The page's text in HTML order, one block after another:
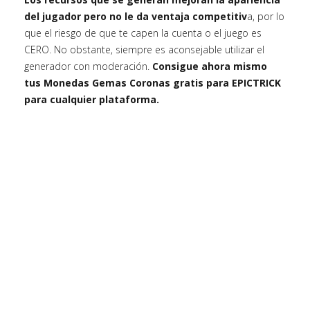
del jugador pero no le da ventaja competitiva, por lo
que el riesgo de que te capen la cuenta o el juego es
CERO. No obstante, siempre es aconsejable utilizar el
generador con moderación. Consigue ahora mismo
tus Monedas Gemas Coronas gratis para EPICTRICK
para cualquier plataforma.